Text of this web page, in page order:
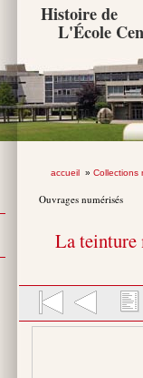
Histoire de
L'École
accueil» Collections
Ouvrages numérisés
La teinture